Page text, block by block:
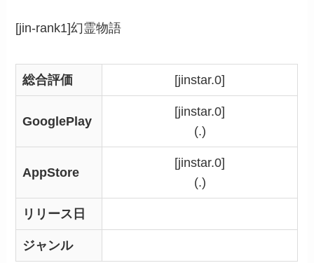
[jin-rank1]幻霊物語
総合評価 [jinstar.0]
GooglePlay
[jinstar.0]
(.)
AppStore
[jinstar.0]
(.)
リリース日
ジャンル